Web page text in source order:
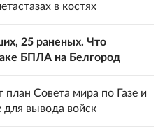
в костях
25 раненых. Что
БПЛА на Белгород
план Совета мира по Газе и
для вывода войск